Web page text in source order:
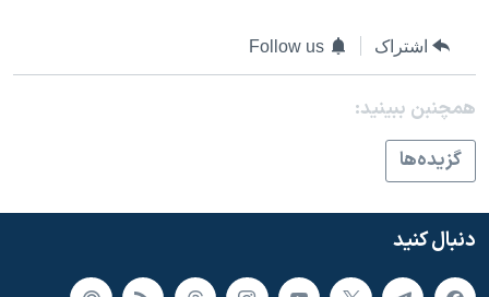
اشتراک Follow us
همچنبن ببینید:
گزيده‌ها
دنبال کنید